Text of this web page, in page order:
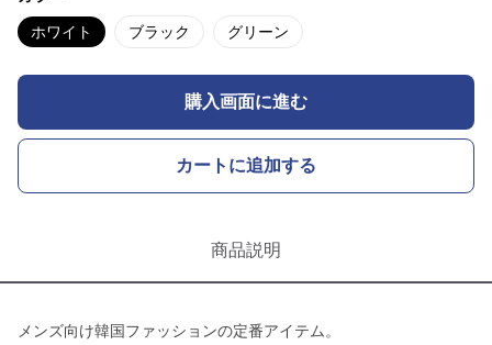
ホワイト ブラック グリーン
購入画面に進む
カートに追加する
商品説明
メンズ向け韓国ファッションの定番アイテム。